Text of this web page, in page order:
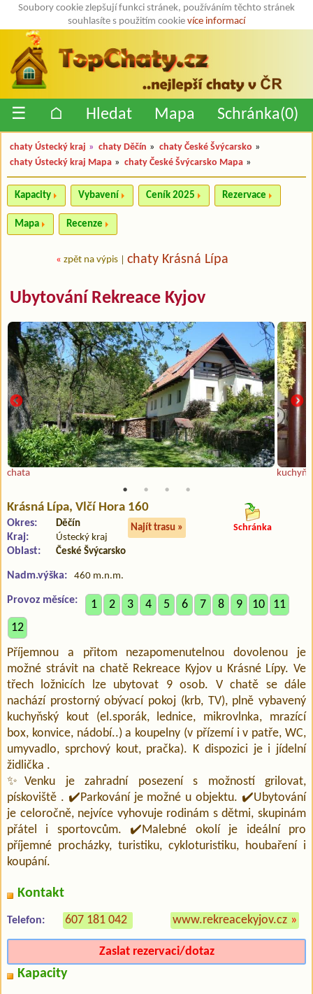
Soubory cookie zlepšují funkci stránek, používáním těchto stránek
souhlasíte s použitím cookie více informací
☰ ⌂ Hledat Mapa Schránka(0)
chaty Ústecký kraj » chaty Děčín » chaty České Švýcarsko »
chaty Ústecký kraj Mapa » chaty České Švýcarsko Mapa »
Kapacity Vybavení Ceník 2025 Rezervace
Mapa Recenze
« zpět na výpis chaty Krásná Lípa
Ubytování Rekreace Kyjov
chata kuchyň
Krásná Lípa, Vlčí Hora 160
Najít trasu »
Okres: Děčín
Kraj: Ústecký kraj
Oblast: České Švýcarsko
Nadm.výška: 460 m.n.m.
Schránka
Provoz měsíce: 1 2 3 4 5 6 7 8 9 10
11
12
Příjemnou a přitom nezapomenutelnou dovolenou je
možné strávit na chatě Rekreace Kyjov u Krásné Lípy. Ve
třech ložnicích lze ubytovat 9 osob. V chatě se dále
nachází prostorný obývací pokoj (krb, TV), plně vybavený
kuchyňský kout (el.sporák, lednice, mikrovlnka, mrazící
box, konvice, nádobí..) a koupelny (v přízemí i v patře, WC,
umyvadlo, sprchový kout, pračka). K dispozici je i jídelní
židlička .
✨Venku je zahradní posezení s možností grilovat,
pískoviště . ✔️Parkování je možné u objektu. ✔️Ubytování
je celoročně, nejvíce vyhovuje rodinám s dětmi, skupinám
přátel i sportovcům. ✔️Malebné okolí je ideální pro
příjemné procházky, turistiku, cykloturistiku, houbaření i
koupání.
Kontakt
Telefon: 607 181 042 www.rekreacekyjov.cz »
Zaslat rezervaci/dotaz
Kapacity